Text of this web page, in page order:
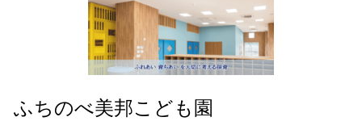
ふちのべ美邦こども園